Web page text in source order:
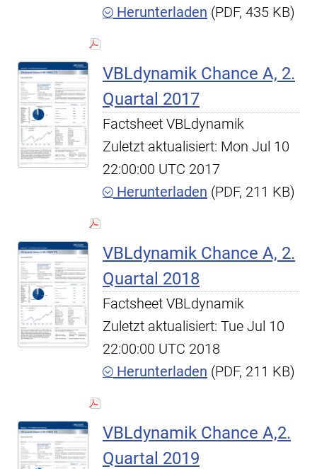
Herunterladen (PDF, 435 KB)
VBLdynamik Chance A, 2.
Quartal 2017
Factsheet VBLdynamik
Zuletzt aktualisiert: Mon Jul 10
22:00:00 UTC 2017
Herunterladen (PDF, 211 KB)
VBLdynamik Chance A, 2.
Quartal 2018
Factsheet VBLdynamik
Zuletzt aktualisiert: Tue Jul 10
22:00:00 UTC 2018
Herunterladen (PDF, 211 KB)
VBLdynamik Chance A,2.
Quartal 2019